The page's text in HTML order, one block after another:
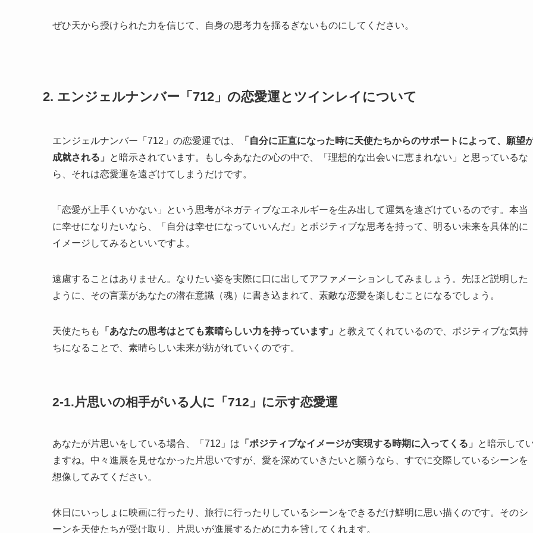
ぜひ天から授けられた力を信じて、自身の思考力を揺るぎないものにしてください。
2. エンジェルナンバー「712」の恋愛運とツインレイについて
エンジェルナンバー「712」の恋愛運では、
「自分に正直になった時に天使たちからのサポートによって、願望
成就される」
と暗示されています。もし今あなたの心の中で、「理想的な出会いに恵まれない」と思っているな
ら、それは恋愛運を遠ざけてしまうだけです。
「恋愛が上手くいかない」という思考がネガティブなエネルギーを生み出して運気を遠ざけているのです。本当
に幸せになりたいなら、「自分は幸せになっていいんだ」とポジティブな思考を持って、明るい未来を具体的に
イメージしてみるといいですよ。
遠慮することはありません。なりたい姿を実際に口に出してアファメーションしてみましょう。先ほど説明した
ように、その言葉があなたの潜在意識（魂）に書き込まれて、素敵な恋愛を楽しむことになるでしょう。
天使たちも 「あなたの思考はとても素晴らしい力を持っています」
と教えてくれているので、ポジティブな気持
ちになることで、素晴らしい未来が紡がれていくのです。
2-1.片思いの相手がいる人に「712」に示す恋愛運
あなたが片思いをしている場合、「712」は 「ポジティブなイメージが実現する時期に入ってくる」
と暗示して
ますね。中々進展を見せなかった片思いですが、愛を深めていきたいと願うなら、すでに交際しているシーンを
想像してみてください。
休日にいっしょに映画に行ったり、旅行に行ったりしているシーンをできるだけ鮮明に思い描くのです。そのシ
ーンを天使たちが受け取り、片思いが進展するために力を貸してくれます。